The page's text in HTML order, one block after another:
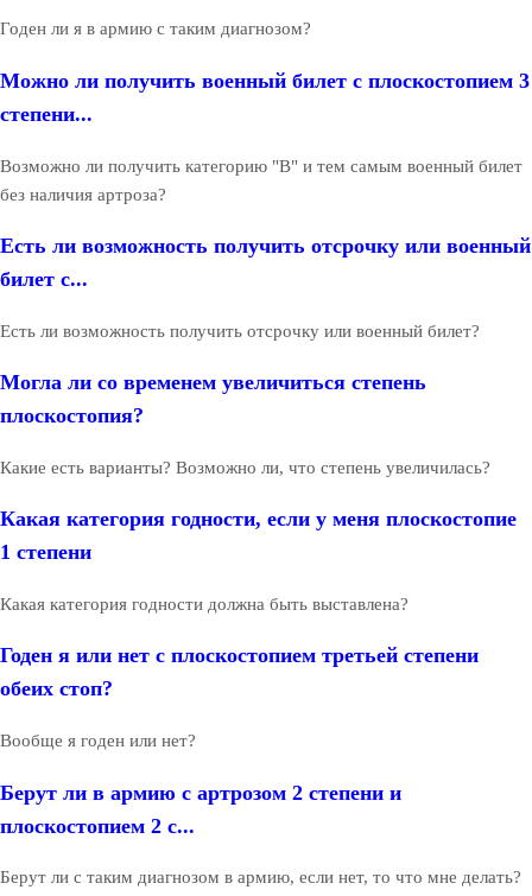
Годен ли я в армию с таким диагнозом?
Можно ли получить военный билет с плоскостопием 3
степени...
Возможно ли получить категорию "В" и тем самым военный билет
без наличия артроза?
Есть ли возможность получить отсрочку или военный
билет с...
Есть ли возможность получить отсрочку или военный билет?
Могла ли со временем увеличиться степень
плоскостопия?
Какие есть варианты? Возможно ли, что степень увеличилась?
Какая категория годности, если у меня плоскостопие
1 степени
Какая категория годности должна быть выставлена?
Годен я или нет с плоскостопием третьей степени
обеих стоп?
Вообще я годен или нет?
Берут ли в армию с артрозом 2 степени и
плоскостопием 2 с...
Берут ли с таким диагнозом в армию, если нет, то что мне делать?